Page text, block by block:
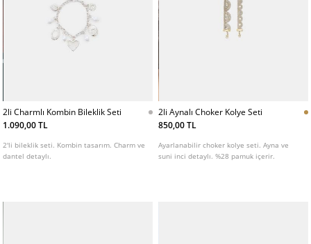
2li Charmlı Kombin Bileklik Seti
1.090,00 TL
2'li bileklik seti. Kombin tasarım. Charm ve
dantel detaylı.
2li Aynalı Choker Kolye Seti
850,00 TL
Ayarlanabilir choker kolye seti. Ayna ve
suni inci detaylı. %28 pamuk içerir.